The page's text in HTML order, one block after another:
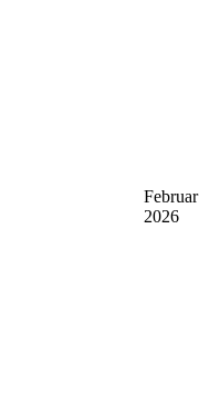
Februar
2026